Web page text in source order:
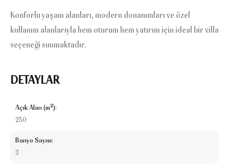
Konforlu yaşam alanları, modern donanımları ve özel
kullanım alanlarıyla hem oturum hem yatırım için ideal bir villa
seçeneği sunmaktadır.
DETAYLAR
Açık Alan (m²):
250
Banyo Sayısı:
3